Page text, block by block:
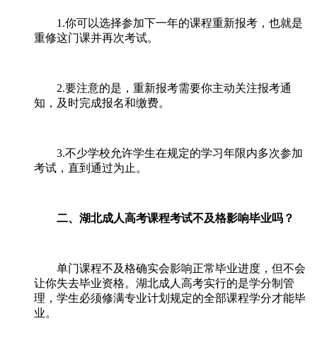
1.你可以选择参加下一年的课程重新报考，也就是
重修这门课并再次考试。
2.要注意的是，重新报考需要你主动关注报考通
知，及时完成报名和缴费。
3.不少学校允许学生在规定的学习年限内多次参加
考试，直到通过为止。
二、湖北成人高考课程考试不及格影响毕业吗？
单门课程不及格确实会影响正常毕业进度，但不会
让你失去毕业资格。湖北成人高考实行的是学分制管
理，学生必须修满专业计划规定的全部课程学分才能毕
业。